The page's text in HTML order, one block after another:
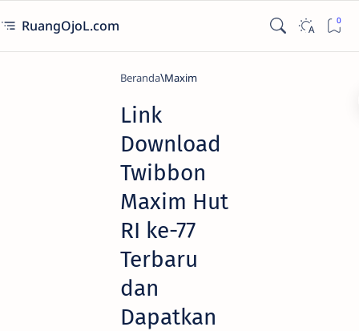
RuangOjoL.com
Beranda Maxim
Link
Download
Twibbon
Maxim Hut
RI ke-77
Terbaru
dan
Dapatkan